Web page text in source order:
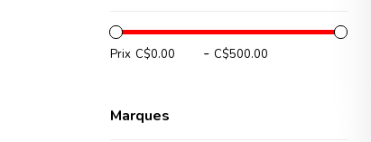
Prix -
Marques